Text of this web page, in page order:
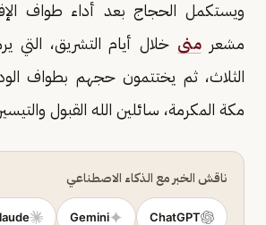
ويستكمل الحجاج بعد أداء طواف
مشعر منى خلال أيام التشريق، التي
الثلاث، ثم يختتمون حجهم بطواف
مكة المكرمة، سائلين الله القبول
ناقش الخبر مع الذكاء الاصطناعي
ChatGPT
Gemini